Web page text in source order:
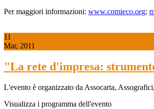
Per maggiori informazioni: www.comieco.org;
11
Mar, 2011
"La rete d'impresa:
L'evento è organizzato da Assocarta,
Visualizza i programma dell'evento